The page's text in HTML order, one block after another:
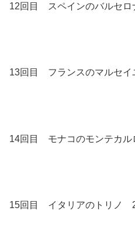
12回目 スペインのバルセ
13回目 フランスのマルセ
14回目 モナコのモンテカ
15回目 イタリアのトリノ